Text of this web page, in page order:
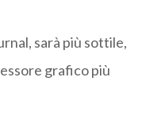
sarà più sottile,
grafico più